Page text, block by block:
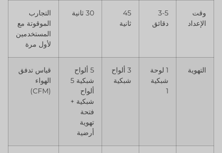
وقت
الإعداد
3-5
دقائق
45
ثانية
30 ثانية
التجارب
الموقوتة مع
المستخدمين
لأول مرة
التهوية
1 لوحة
شبكية
1
3 ألواح
شبكية
5 ألواح
شبكية 5
ألواح
شبكية +
فتحة
تهوية
أرضية
قياس تدفق
الهواء
(CFM)